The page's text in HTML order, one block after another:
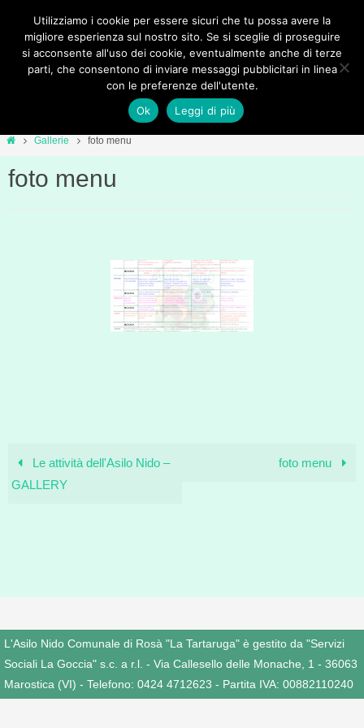
contenuto
HomeGallerie foto menu
foto menu
Le attività dell'Asilo Nido –
GALLERY
foto menu
L'Asilo Nido Comunale di Rosà "La Tartaruga" è gestito da "Servizi
Sociali La Goccia" s.c. a r.l. - Via Callesello delle Monache, 1 - 36063
Marostica (VI) - Telefono: 0424 4712623 - Partita IVA: 00882110240
Utilizziamo i cookie per essere sicuri che tu possa avere la
migliore esperienza sul nostro sito. Se si sceglie di proseguire
si acconsente all'uso dei cookie, eventualmente anche di terze
parti, che consentono di inviare messaggi pubblicitari in linea
con le preferenze dell'utente.
Ok
Leggi di più